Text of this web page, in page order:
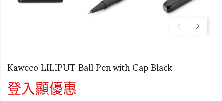
Kaweco LILIPUT Ball Pen with Cap Black
登入顯優惠